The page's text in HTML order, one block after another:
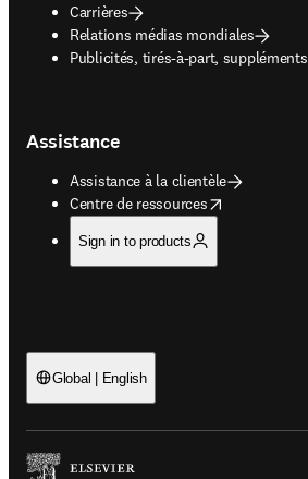
Carrières
Relations médias mondiales
Publicités, tirés-à-part, suppléments
opens in new tab/window
Assistance
Assistance à la clientèle
Centre de ressources
opens in new tab/window
Sign in to products
Global | English